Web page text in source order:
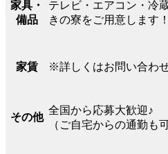
家具・
備品
テレビ・エアコン・冷
きの寮をご用意します！
家賃 ※詳しくはお問い合わ
その他
全国から応募大歓迎♪
（ご自宅からの通勤も